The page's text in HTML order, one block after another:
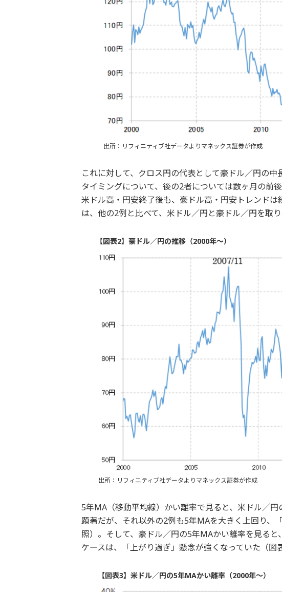
出所：リフィニティブ社データよりマネックス証券が作成
これに対して、クロス円の代表として豪ドル／円の
タイミングについて、後の2者については数ヶ月の前
米ドル高・円安終了後も、豪ドル高・円安トレンド
は、他の2例と比べて、米ドル／円と豪ドル／円を取
【図表2】豪ドル／円の推移（2000年～）
出所：リフィニティブ社データよりマネックス証券が作成
5年MA（移動平均線）かい離率で見ると、米ドル／
顕著だが、それ以外の2例も5年MAを大きく上回り、
照）。そして、豪ドル／円の5年MAかい離率を見る
ケースは、「上がり過ぎ」懸念が強くなっていた（図
【図表3】米ドル／円の5年MAかい離率（2000年～）